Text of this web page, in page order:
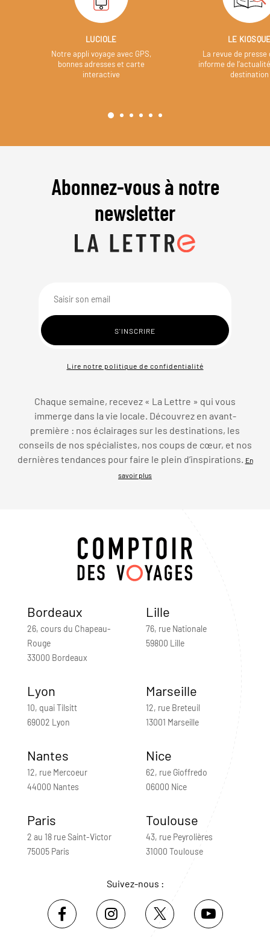
LUCIOLE
Notre appli voyage avec GPS,
bonnes adresses et carte
interactive
LE
La revue de presse
informe de
destination
Abonnez-vous à notre
newsletter
Lire notre politique de confidentialité
Chaque semaine, recevez « La Lettre » qui vous
immerge dans la vie locale. Découvrez en avant-
première : nos éclairages sur les destinations, les
conseils de nos spécialistes, nos coups de cœur, et nos
dernières tendances pour faire le plein d’inspirations.
En
savoir plus
Bordeaux
26, cours du Chapeau-
Rouge
33000 Bordeaux
Lille
76, rue Nationale
59800 Lille
Lyon
10, quai Tilsitt
69002 Lyon
Marseille
12, rue Breteuil
13001 Marseille
Nantes
12, rue Mercoeur
44000 Nantes
Nice
62, rue Gioffredo
06000 Nice
Paris
2 au 18 rue Saint-Victor
75005 Paris
Toulouse
43, rue Peyrolières
31000 Toulouse
Suivez-nous :